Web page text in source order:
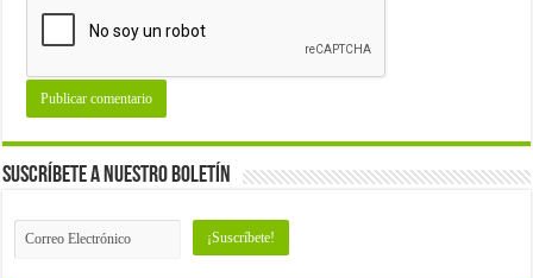
Suscríbete a nuestro Boletín